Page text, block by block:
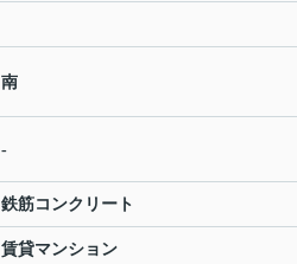
南
-
鉄筋コンクリート
賃貸マンション